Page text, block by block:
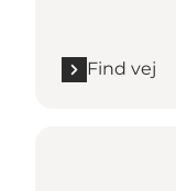
Find vej